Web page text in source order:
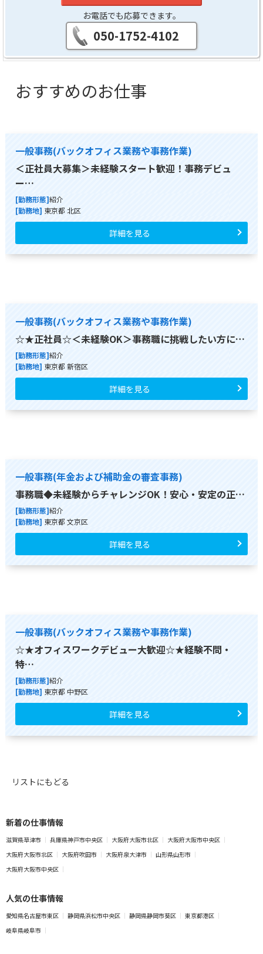
お電話でも応募できます。
050-1752-4102
おすすめのお仕事
一般事務(バックオフィス業務や事務作業)
＜正社員大募集＞未経験スタート歓迎！事務デビュ
ー…
[勤務形態]紹介
[勤務地] 東京都 北区
詳細を見る
一般事務(バックオフィス業務や事務作業)
☆★正社員☆＜未経験OK＞事務職に挑戦したい方に…
[勤務形態]紹介
[勤務地] 東京都 新宿区
詳細を見る
一般事務(年金および補助金の審査事務)
事務職◆未経験からチャレンジOK！安心・安定の正…
[勤務形態]紹介
[勤務地] 東京都 文京区
詳細を見る
一般事務(バックオフィス業務や事務作業)
☆★オフィスワークデビュー大歓迎☆★経験不問・
特…
[勤務形態]紹介
[勤務地] 東京都 中野区
詳細を見る
リストにもどる
新着の仕事情報
滋賀県草津市 兵庫県神戸市中央区 大阪府大阪市北区
大阪府大阪市中央区
大阪府大阪市北区
大阪府吹田市 大阪府泉大津市
山形県山形市
大阪府大阪市中央区
人気の仕事情報
愛知県名古屋市東区 静岡県浜松市中央区 静岡県静岡市葵区
東京都港区
岐阜県岐阜市